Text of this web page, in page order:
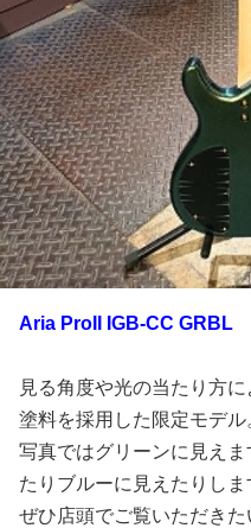
Aria ProII IGB-CC GRBL
見る角度や光の当たり方
塗料を採用した限定モデル
写真ではグリーンに見え
たりブルーに見えたりしま
ぜひ店頭でご覧いただきた